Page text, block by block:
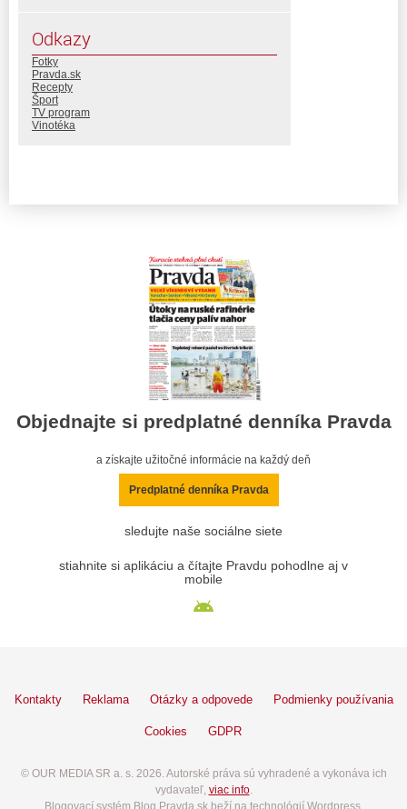
Odkazy
Fotky
Pravda.sk
Recepty
Šport
TV program
Vinotéka
Objednajte si predplatné denníka Pravda
a získajte užitočné informácie na každý deň
Predplatné denníka Pravda
sledujte naše sociálne siete
stiahnite si aplikáciu a čítajte Pravdu pohodlne aj v
mobile
Kontakty Reklama Otázky a odpovede Podmienky používania
Cookies GDPR
© OUR MEDIA SR a. s. 2026. Autorské práva sú vyhradené a vykonáva ich
vydavateľ, viac info.
Blogovací systém Blog.Pravda.sk beží na technológií Wordpress.